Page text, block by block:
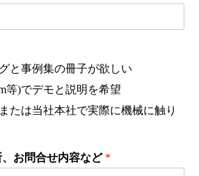
と事例集の冊子が欲しい
等)でデモと説明を希望
たは当社本社で実際に機械に触り
お問合せ内容など *